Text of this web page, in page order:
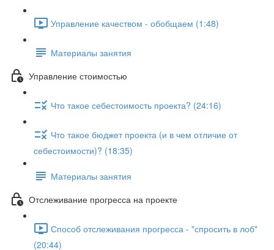
Управление качеством - обобщаем (1:48)
Материалы занятия
Управление стоимостью
Что такое себестоимость проекта? (24:16)
Что такое бюджет проекта (и в чем отличие от
себестоимости)? (18:35)
Материалы занятия
Отслеживание прогресса на проекте
Способ отслеживания прогресса - "спросить в лоб"
(20:44)